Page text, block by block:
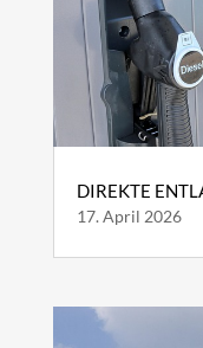
DIREKTE
17. April 2026